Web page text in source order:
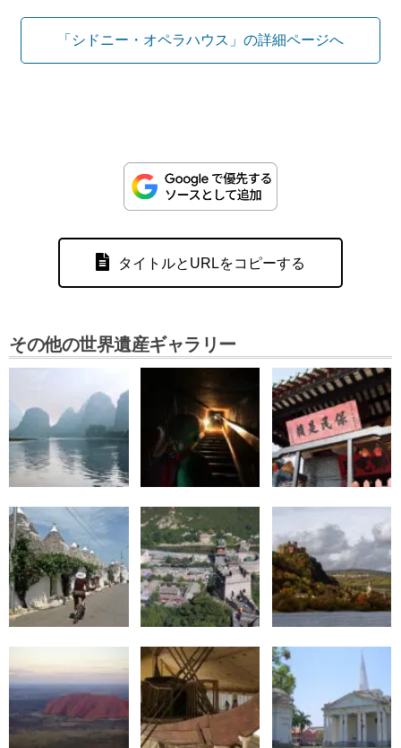
「シドニー・オペラハウス」の詳細ページへ
タイトルとURLをコピーする
その他の世界遺産ギャラリー